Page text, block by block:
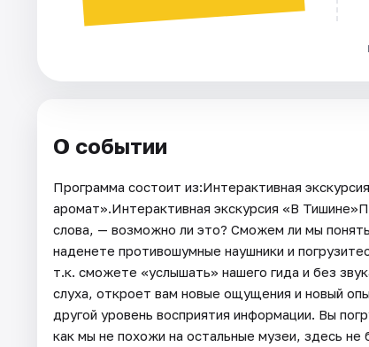
О событии
Программа состоит из:Интерактивная
аромат».Интерактивная экскурсия «В
слова, — возможно ли это? Сможем ли мы
наденете противошумные наушники и
т.к. сможете «услышать» нашего гида и без
слуха, откроет вам новые ощущения и новый
другой уровень восприятия информации. Вы
как мы не похожи на остальные музеи, здесь